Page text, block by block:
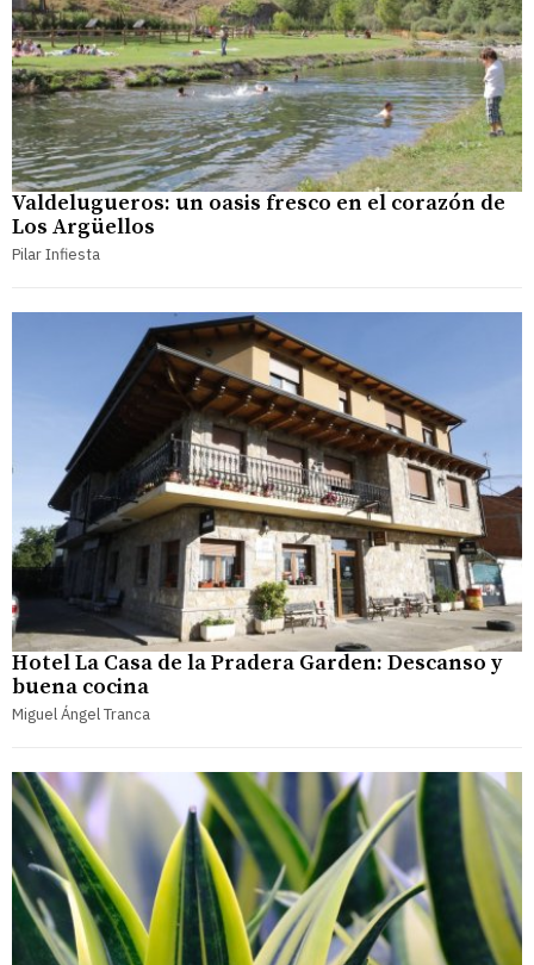
Valdelugueros: un oasis fresco en el corazón de
Los Argüellos
Pilar Infiesta
Hotel La Casa de la Pradera Garden: Descanso y
buena cocina
Miguel Ángel Tranca